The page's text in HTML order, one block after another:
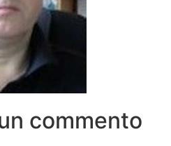
commento